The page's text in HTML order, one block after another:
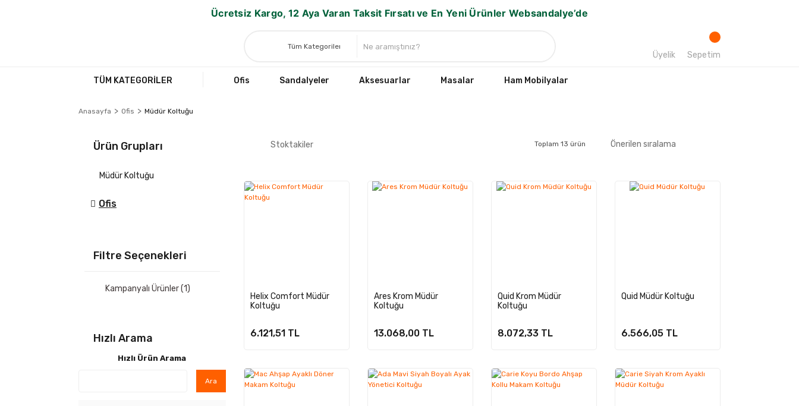
Ücretsiz Kargo, 12 Aya Varan Taksit Fırsatı ve En Yeni Ürünler Websandalye’de
Üyelik Sepetim
TÜM KATEGORİLER Ofis Sandalyeler Aksesuarlar Masalar Ham Mobilyalar
Anasayfa Ofis Müdür Koltuğu
Ürün Grupları
Müdür Koltuğu
Ofis
Filtre Seçenekleri
Kampanyalı Ürünler (1)
Hızlı Arama
Hızlı Ürün Arama
Ara
Stoktakiler Toplam 13 ürün
Helix Comfort Müdür
Koltuğu
6.121,51 TL
Ares Krom Müdür
Koltuğu
13.068,00 TL
Quid Krom Müdür
Koltuğu
8.072,33 TL
Quid Müdür Koltuğu
6.566,05 TL